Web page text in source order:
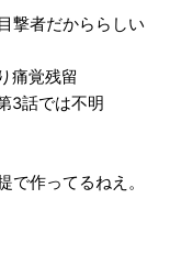
撃者だかららしい
痛覚残留
3話では不明
で作ってるねえ。